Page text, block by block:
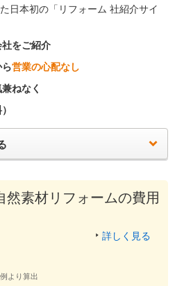
日本初の「リフォーム 社紹介サイ
をご紹介
営業の心配なし
ねなく
然素材リフォームの費用
詳しく見る
より算出